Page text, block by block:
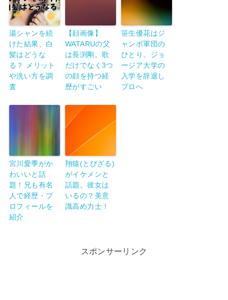
湯シャンを続
けた結果、白
髪はどうな
る？ メリット
や洗い方を調
査
【顔画像】
WATARUの父
は長渕剛。歌
だけでなく3つ
の顔を持つ経
歴がすごい
笹生優花はジ
ャンボ軍団の
ひとり。ジョ
ージア大学の
入学を辞退し
プロへ
宮川愛季がか
わいいと話
題！兄も有名
人で経歴・プ
ロフィールを
紹介
翔猿(とびざる)
がイケメンと
話題。彼女は
いるの？美意
識高め力士！
スポンサーリンク